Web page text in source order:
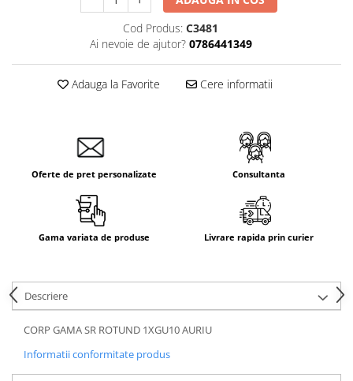
Cod Produs: C3481
Ai nevoie de ajutor? 0786441349
Adauga la Favorite Cere informatii
Oferte de pret personalizate Consultanta
Gama variata de produse Livrare rapida prin curier
Descriere
CORP GAMA SR ROTUND 1XGU10 AURIU
Informatii conformitate produs